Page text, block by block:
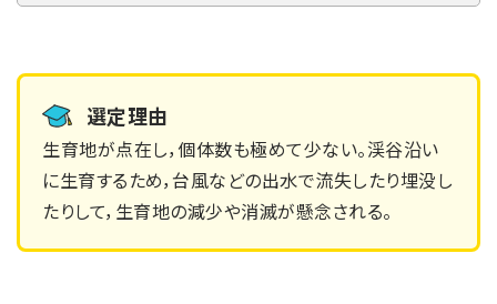
選定理由
生育地が点在し，個体数も極めて少ない。渓谷沿い
に生育するため，台風などの出水で流失したり埋没し
たりして，生育地の減少や消滅が懸念される。